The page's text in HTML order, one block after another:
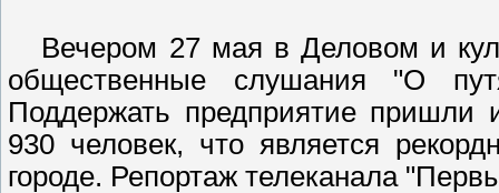
Вечером 27 мая в Деловом и
общественные слушания "О
Поддержать предприятие пришли
930 человек, что является
городе. Репортаж телеканала